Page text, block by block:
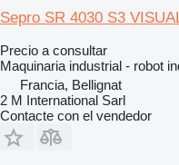
Sepro SR 4030 S3
Precio a consultar
Maquinaria industrial - robot
Francia, Bellignat
2 M International Sarl
Contacte con el vendedor